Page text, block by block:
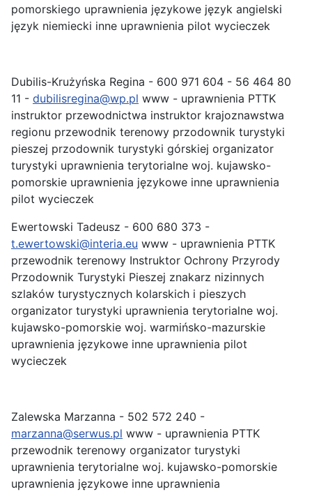
pomorskiego uprawnienia językowe język angielski
język niemiecki inne uprawnienia pilot wycieczek
Dubilis-Krużyńska Regina - 600 971 604 - 56 464 80
11 - dubilisregina@wp.pl www - uprawnienia PTTK
instruktor przewodnictwa instruktor krajoznawstwa
regionu przewodnik terenowy przodownik turystyki
pieszej przodownik turystyki górskiej organizator
turystyki uprawnienia terytorialne woj. kujawsko-
pomorskie uprawnienia językowe inne uprawnienia
pilot wycieczek
Ewertowski Tadeusz - 600 680 373 -
t.ewertowski@interia.eu www - uprawnienia PTTK
przewodnik terenowy Instruktor Ochrony Przyrody
Przodownik Turystyki Pieszej znakarz nizinnych
szlaków turystycznych kolarskich i pieszych
organizator turystyki uprawnienia terytorialne woj.
kujawsko-pomorskie woj. warmińsko-mazurskie
uprawnienia językowe inne uprawnienia pilot
wycieczek
Zalewska Marzanna - 502 572 240 -
marzanna@serwus.pl www - uprawnienia PTTK
przewodnik terenowy organizator turystyki
uprawnienia terytorialne woj. kujawsko-pomorskie
uprawnienia językowe inne uprawnienia